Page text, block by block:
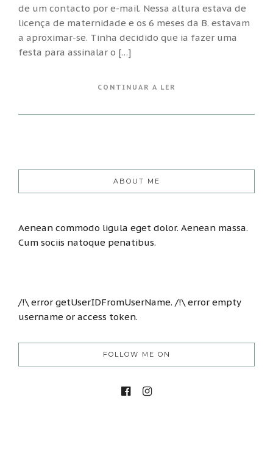
de um contacto por e-mail. Nessa altura estava de
licença de maternidade e os 6 meses da B. estavam
a aproximar-se. Tinha decidido que ia fazer uma
festa para assinalar o […]
CONTINUAR A LER
ABOUT ME
Aenean commodo ligula eget dolor. Aenean massa.
Cum sociis natoque penatibus.
/!\ error getUserIDFromUserName. /!\ error empty
username or access token.
FOLLOW ME ON